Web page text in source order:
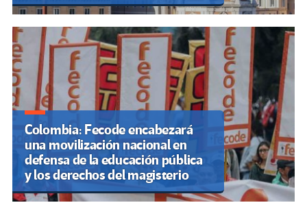
Colombia: Fecode encabezará
una movilización nacional en
defensa de la educación pública
y los derechos del magisterio